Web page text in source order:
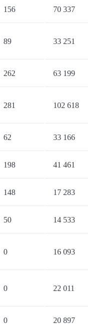
156 70 337
89 33 251
262 63 199
281 102 618
62 33 166
198 41 461
148 17 283
50 14 533
0 16 093
0 22 011
0 20 897